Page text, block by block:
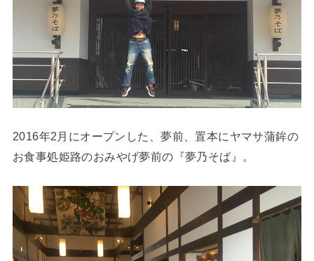
2016年2月にオープンした、夢前、置本にヤマサ蒲鉾の
お食事処姫路のおみやげ夢前の『夢乃そば』。